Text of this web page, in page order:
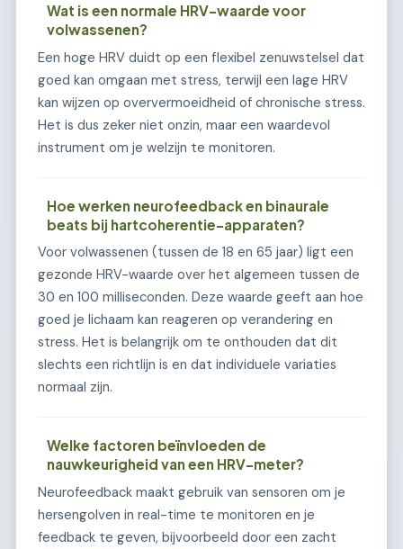
Wat is een normale HRV-waarde voor
volwassenen?
Een hoge HRV duidt op een flexibel zenuwstelsel dat
goed kan omgaan met stress, terwijl een lage HRV
kan wijzen op oververmoeidheid of chronische stress.
Het is dus zeker niet onzin, maar een waardevol
instrument om je welzijn te monitoren.
Hoe werken neurofeedback en binaurale
beats bij hartcoherentie-apparaten?
Voor volwassenen (tussen de 18 en 65 jaar) ligt een
gezonde HRV-waarde over het algemeen tussen de
30 en 100 milliseconden. Deze waarde geeft aan hoe
goed je lichaam kan reageren op verandering en
stress. Het is belangrijk om te onthouden dat dit
slechts een richtlijn is en dat individuele variaties
normaal zijn.
Welke factoren beïnvloeden de
nauwkeurigheid van een HRV-meter?
Neurofeedback maakt gebruik van sensoren om je
hersengolven in real-time te monitoren en je
feedback te geven, bijvoorbeeld door een zacht